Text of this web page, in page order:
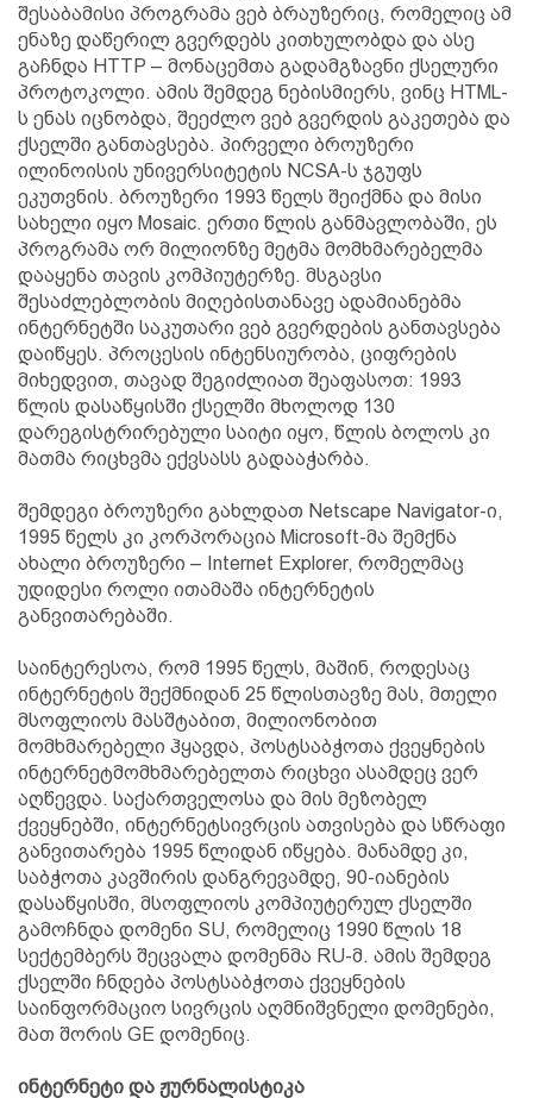
შესაბამისი პროგრამა ვებ ბრაუზერიც, რომელიც ამ
ენაზე დაწერილ გვერდებს კითხულობდა და ასე
გაჩნდა HTTP – მონაცემთა გადამგზავნი ქსელური
პროტოკოლი. ამის შემდეგ ნებისმიერს, ვინც HTML-
ს ენას იცნობდა, შეეძლო ვებ გვერდის გაკეთება და
ქსელში განთავსება. პირველი ბროუზერი
ილინოისის უნივერსიტეტის NCSA-ს ჯგუფს
ეკუთვნის. ბროუზერი 1993 წელს შეიქმნა და მისი
სახელი იყო Mosaic. ერთი წლის განმავლობაში, ეს
პროგრამა ორ მილიონზე მეტმა მომხმარებელმა
დააყენა თავის კომპიუტერზე. მსგავსი
შესაძლებლობის მიღებისთანავე ადამიანებმა
ინტერნეტში საკუთარი ვებ გვერდების განთავსება
დაიწყეს. პროცესის ინტენსიურობა, ციფრების
მიხედვით, თავად შეგიძლიათ შეაფასოთ: 1993
წლის დასაწყისში ქსელში მხოლოდ 130
დარეგისტრირებული საიტი იყო, წლის ბოლოს კი
მათმა რიცხვმა ექვსასს გადააჭარბა.
შემდეგი ბროუზერი გახლდათ Netscape Navigator-ი,
1995 წელს კი კორპორაცია Microsoft-მა შემქნა
ახალი ბროუზერი – Internet Explorer, რომელმაც
უდიდესი როლი ითამაშა ინტერნეტის
განვითარებაში.
საინტერესოა, რომ 1995 წელს, მაშინ, როდესაც
ინტერნეტის შექმნიდან 25 წლისთავზე მას, მთელი
მსოფლიოს მასშტაბით, მილიონობით
მომხმარებელი ჰყავდა, პოსტსაბჭოთა ქვეყნების
ინტერნეტმომხმარებელთა რიცხვი ასამდეც ვერ
აღწევდა. საქართველოსა და მის მეზობელ
ქვეყნებში, ინტერნეტსივრცის ათვისება და სწრაფი
განვითარება 1995 წლიდან იწყება. მანამდე კი,
საბჭოთა კავშირის დანგრევამდე, 90-იანების
დასაწყისში, მსოფლიოს კომპიუტერულ ქსელში
გამოჩნდა დომენი SU, რომელიც 1990 წლის 18
სექტემბერს შეცვალა დომენმა RU-მ. ამის შემდეგ
ქსელში ჩნდება პოსტსაბჭოთა ქვეყნების
საინფორმაციო სივრცის აღმნიშვნელი დომენები,
მათ შორის GE დომენიც.
ინტერნეტი და ჟურნალისტიკა